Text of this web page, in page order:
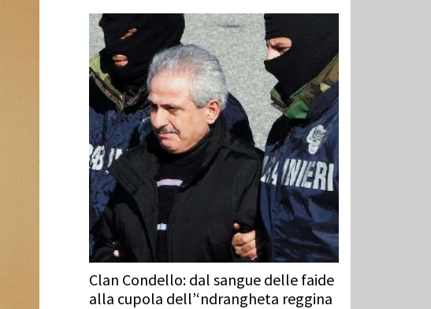
Clan Condello: dal sangue delle faide
alla cupola dell’‘ndrangheta reggina